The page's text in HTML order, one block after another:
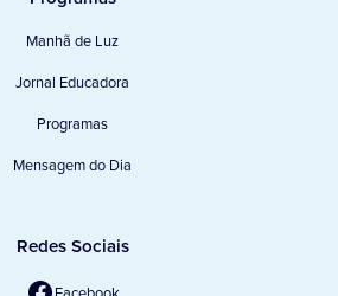
Manhã de Luz
Jornal Educadora
Programas
Mensagem do Dia
Redes Sociais